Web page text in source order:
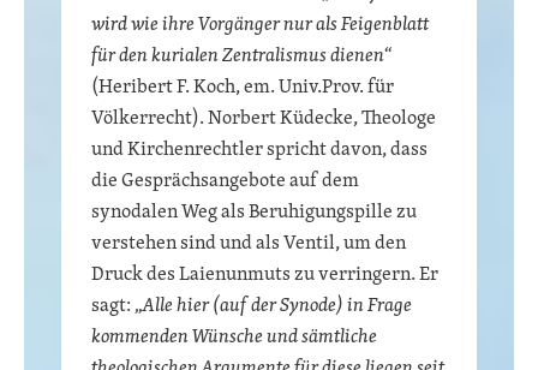
wird wie ihre Vorgänger nur als Feigenblatt
für den kurialen Zentralismus dienen“
(Heribert F. Koch, em. Univ.Prov. für
Völkerrecht). Norbert Küdecke, Theologe
und Kirchenrechtler spricht davon, dass
die Gesprächsangebote auf dem
synodalen Weg als Beruhigungspille zu
verstehen sind und als Ventil, um den
Druck des Laienunmuts zu verringern. Er
sagt: „Alle hier (auf der Synode) in Frage
kommenden Wünsche und sämtliche